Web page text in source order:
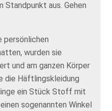
Standpunkt aus. Gehen
persönlichen
wurden sie
und am ganzen Körper
die Häftlingskleidung
ein Stück Stoff mit
sogenannten Winkel